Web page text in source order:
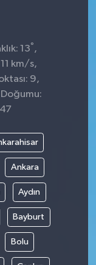
13° ,
km/s,
9,
Ankara
Aydın
Bayburt
Bolu